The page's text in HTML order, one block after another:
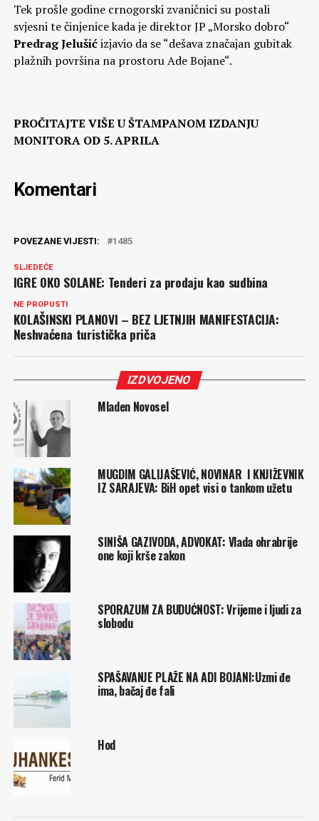
Tek prošle godine crnogorski zvaničnici su postali
svjesni te činjenice kada je direktor JP „Morsko dobro“
Predrag Jelušićizjavio da se “dešava značajan gubitak
plažnih površina na prostoru Ade Bojane“.
PROČITAJTE VIŠE U ŠTAMPANOM IZDANJU
MONITORA OD 5. APRILA
Komentari
POVEZANE VIJESTI: 1485
SLJEDEĆE
IGRE OKO SOLANE: Tenderi za prodaju kao sudbina
NE PROPUSTI
KOLAŠINSKI PLANOVI – BEZ LJETNJIH MANIFESTACIJA:
Neshvaćena turistička priča
IZDVOJENO
Mladen Novosel
MUGDIM GALIJAŠEVIĆ, NOVINAR I KNJIŽEVNIK
IZ SARAJEVA: BiH opet visi o tankom užetu
SINIŠA GAZIVODA, ADVOKAT: Vlada ohrabrije
one koji krše zakon
SPORAZUM ZA BUDUĆNOST: Vrijeme i ljudi za
slobodu
SPAŠAVANJE PLAŽE NA ADI BOJANI:Uzmi đe
ima, bačaj đe fali
Hod